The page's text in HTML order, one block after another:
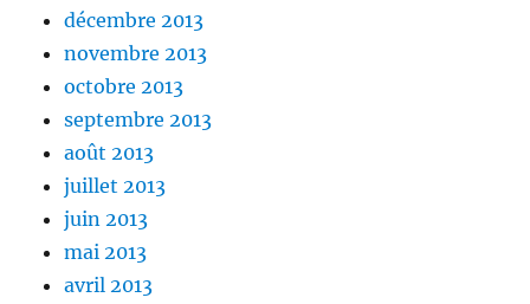
décembre 2013
novembre 2013
octobre 2013
septembre 2013
août 2013
juillet 2013
juin 2013
mai 2013
avril 2013